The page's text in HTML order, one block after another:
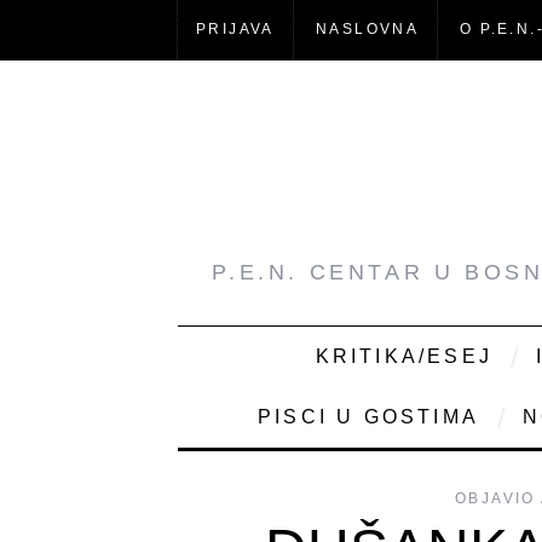
PRIJAVA NASLOVNA O
P.E.N. CENTAR U
KRITIKA/ESEJ
PISCI U GOSTIMA
OBJAVIO